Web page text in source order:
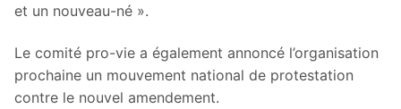
et un nouveau-né ».
Le comité pro-vie a également annoncé l’organisation
prochaine un mouvement national de protestation
contre le nouvel amendement.